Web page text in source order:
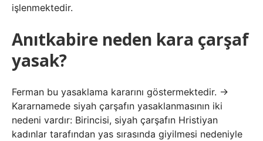
işlenmektedir.
Anıtkabire neden kara çarşaf
yasak?
Ferman bu yasaklama kararını göstermektedir. →
Kararnamede siyah çarşafın yasaklanmasının iki
nedeni vardır: Birincisi, siyah çarşafın Hristiyan
kadınlar tarafından yas sırasında giyilmesi nedeniyle